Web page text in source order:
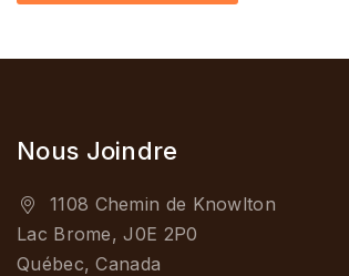
Nous Joindre
1108 Chemin de Knowlton
Lac Brome, J0E 2P0
Québec, Canada